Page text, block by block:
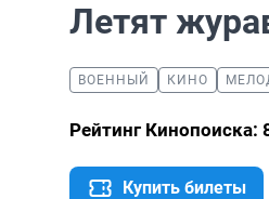
Летят
ВОЕННЫЙ КИНО
Рейтинг Кинопоиска:
Купить билеты